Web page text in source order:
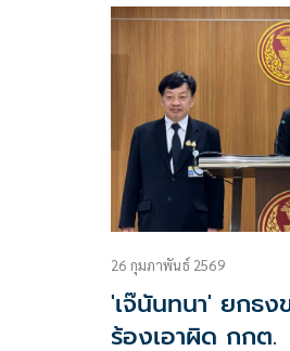
กระหน่ำใส่ รบ.เปราะบ
ระอุ พ่อค้าร่ำรวยกับชา
เมื่อ ‘อนุทิน’ เอาไม่อยู่
26 กุมภาพันธ์ 2569
'เจ๊นันทนา' ยกธง
ร้องเอาผิด กกต.